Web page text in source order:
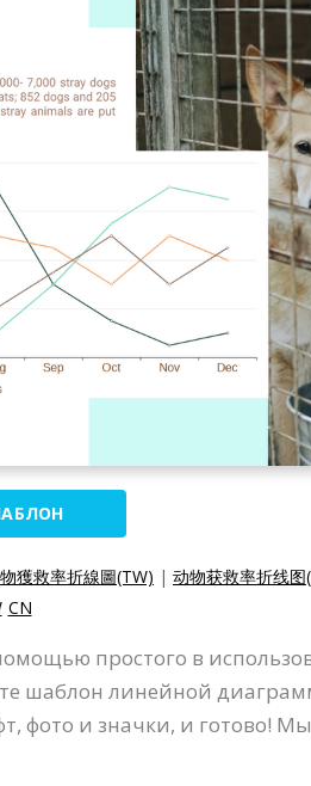
獲救率折線圖(TW) | 动物获救率折线图
CN
простого в
шаблон линейной
фото и значки, и готово!